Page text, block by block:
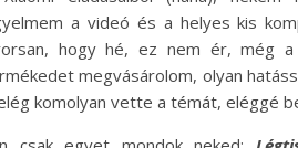
a videó és a helyes kis
hogy hé, ez nem ér, még
megvásárolom, olyan
komolyan vette a témát, eléggé